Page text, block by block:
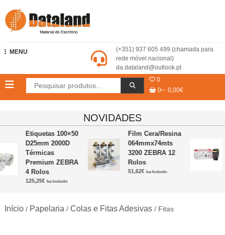
content
MENU
(+351) 937 605 499 (chamada para
rede móvel nacional)
da.dataland@outlook.pt
0
0
0,00€
NOVIDADES
Etiquetas 100×50
D25mm 2000D
Térmicas
Premium ZEBRA
4 Rolos
125,25€ Iva Incluido
Film Cera/Resina
064mmx74mts
3200 ZEBRA 12
Rolos
51,62€ Iva Incluido
Início/ Papelaria / Colas e Fitas Adesivas/ Fitas